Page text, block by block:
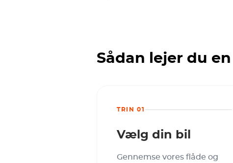
Sådan lejer du
TRIN 01
Vælg din bil
Gennemse vores flåde og